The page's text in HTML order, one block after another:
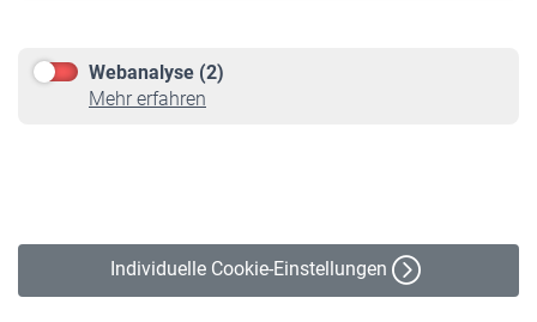
Webanalyse (2)
Mehr erfahren
Individuelle Cookie-Einstellungen
Online-Rechner
VBLnewsletter
Erklärung zur Barrierefreiheit